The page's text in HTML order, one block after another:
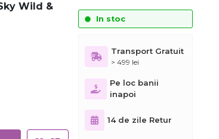
Wild &
In stoc
Transport Gratuit
> 499 lei
Pe loc banii
inapoi
14 de zile Retur